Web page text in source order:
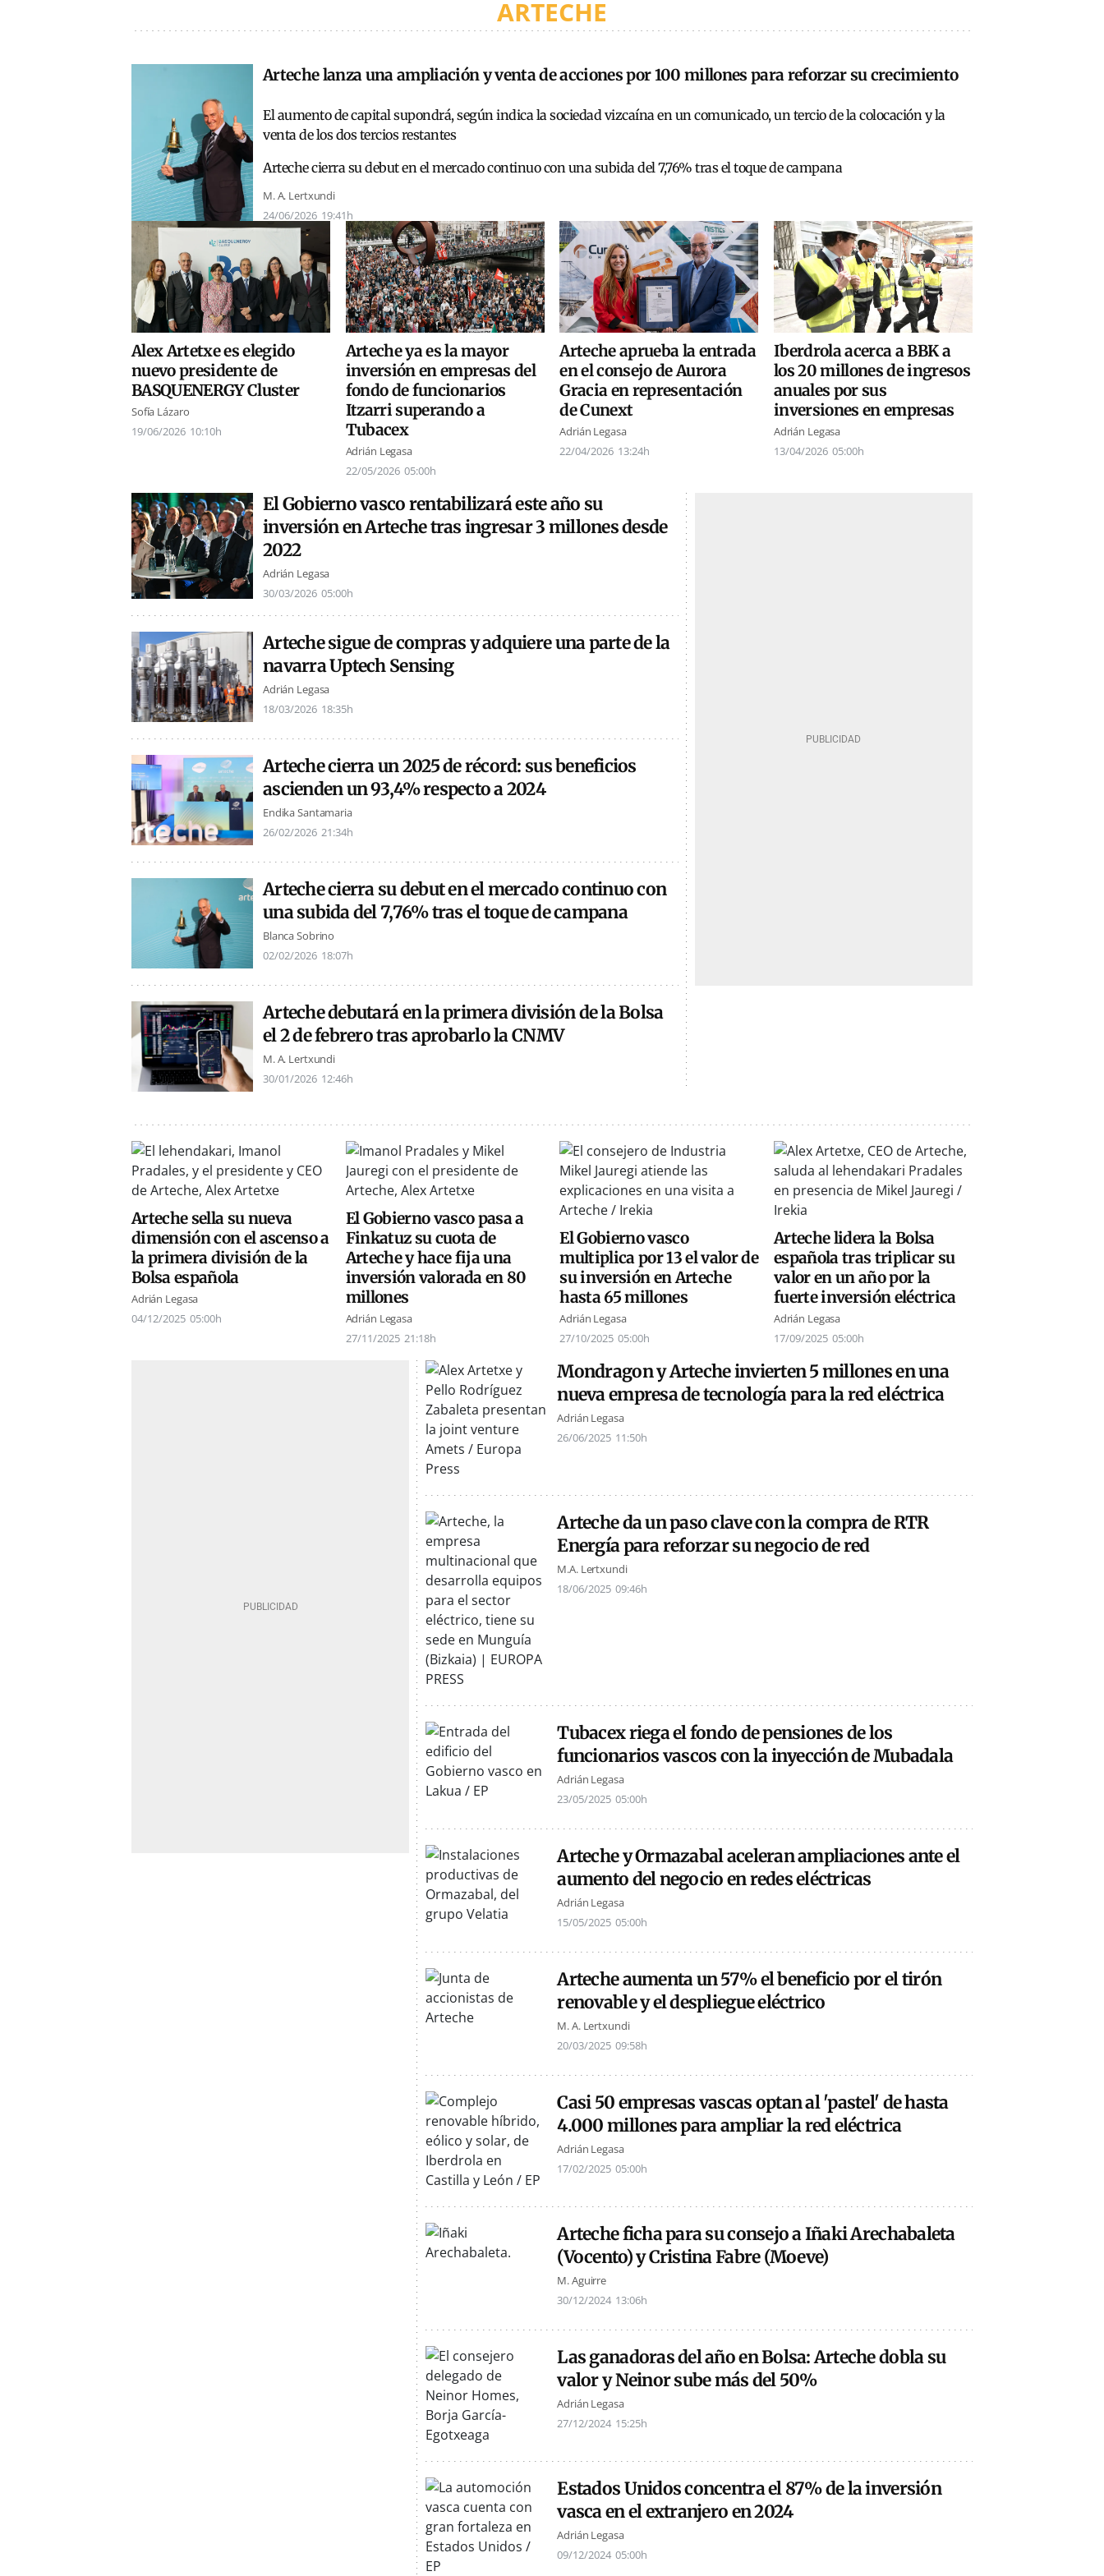
ARTECHE
Arteche lanza una ampliación y venta de acciones por 100 millones para reforzar su crecimiento
El aumento de capital supondrá, según indica la sociedad vizcaína en un comunicado, un tercio de la colocación y la
venta de los dos tercios restantes
Arteche cierra su debut en el mercado continuo con una subida del 7,76% tras el toque de campana
M. A. Lertxundi
24/06/2026 19:41h
Alex Artetxe es elegido
nuevo presidente de
BASQUENERGY Cluster
Sofía Lázaro
19/06/2026 10:10h
Arteche ya es la mayor
inversión en empresas del
fondo de funcionarios
Itzarri superando a
Tubacex
Adrián Legasa
22/05/2026 05:00h
Arteche aprueba la entrada
en el consejo de Aurora
Gracia en representación
de Cunext
Adrián Legasa
22/04/2026 13:24h
Iberdrola acerca a BBK a
los 20 millones de ingresos
anuales por sus
inversiones en empresas
Adrián Legasa
13/04/2026 05:00h
El Gobierno vasco rentabilizará este año su
inversión en Arteche tras ingresar 3 millones desde
2022
Adrián Legasa
30/03/2026 05:00h
Arteche sigue de compras y adquiere una parte de la
navarra Uptech Sensing
Adrián Legasa
18/03/2026 18:35h
Arteche cierra un 2025 de récord: sus beneficios
ascienden un 93,4% respecto a 2024
Endika Santamaria
26/02/2026 21:34h
Arteche cierra su debut en el mercado continuo con
una subida del 7,76% tras el toque de campana
Blanca Sobrino
02/02/2026 18:07h
Arteche debutará en la primera división de la Bolsa
el 2 de febrero tras aprobarlo la CNMV
M. A. Lertxundi
30/01/2026 12:46h
Arteche sella su nueva
dimensión con el ascenso a
la primera división de la
Bolsa española
Adrián Legasa
04/12/2025 05:00h
El Gobierno vasco pasa a
Finkatuz su cuota de
Arteche y hace fija una
inversión valorada en 80
millones
Adrián Legasa
27/11/2025 21:18h
El Gobierno vasco
multiplica por 13 el valor de
su inversión en Arteche
hasta 65 millones
Adrián Legasa
27/10/2025 05:00h
Arteche lidera la Bolsa
española tras triplicar su
valor en un año por la
fuerte inversión eléctrica
Adrián Legasa
17/09/2025 05:00h
Mondragon y Arteche invierten 5 millones en una
nueva empresa de tecnología para la red eléctrica
Adrián Legasa
26/06/2025 11:50h
Arteche da un paso clave con la compra de RTR
Energía para reforzar su negocio de red
M.A. Lertxundi
18/06/2025 09:46h
Tubacex riega el fondo de pensiones de los
funcionarios vascos con la inyección de Mubadala
Adrián Legasa
23/05/2025 05:00h
Arteche y Ormazabal aceleran ampliaciones ante el
aumento del negocio en redes eléctricas
Adrián Legasa
15/05/2025 05:00h
Arteche aumenta un 57% el beneficio por el tirón
renovable y el despliegue eléctrico
M. A. Lertxundi
20/03/2025 09:58h
Casi 50 empresas vascas optan al 'pastel' de hasta
4.000 millones para ampliar la red eléctrica
Adrián Legasa
17/02/2025 05:00h
Arteche ficha para su consejo a Iñaki Arechabaleta
(Vocento) y Cristina Fabre (Moeve)
M. Aguirre
30/12/2024 13:06h
Las ganadoras del año en Bolsa: Arteche dobla su
valor y Neinor sube más del 50%
Adrián Legasa
27/12/2024 15:25h
Estados Unidos concentra el 87% de la inversión
vasca en el extranjero en 2024
Adrián Legasa
09/12/2024 05:00h